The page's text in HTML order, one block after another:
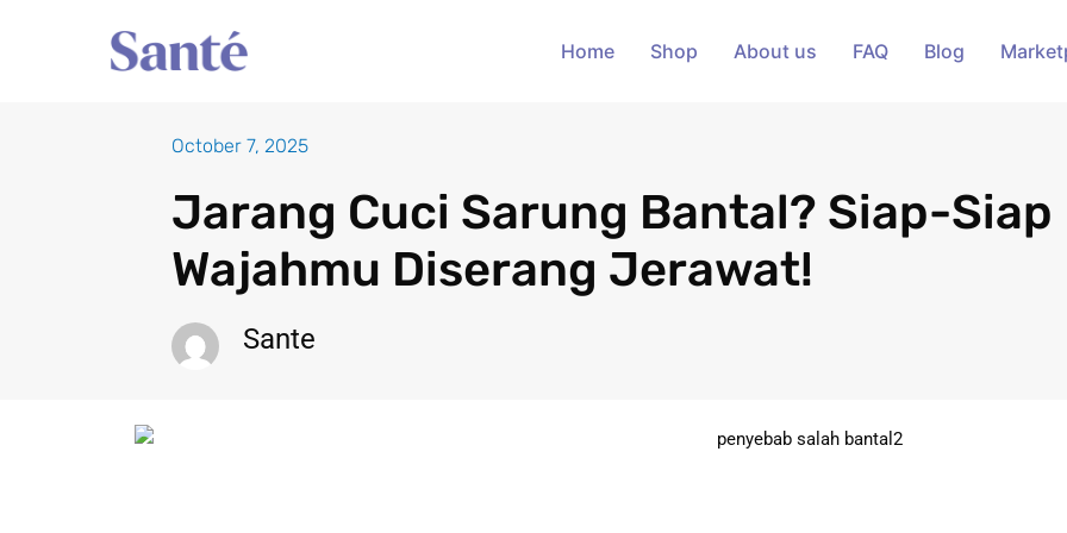
Home Shop About us FAQ Blog
October 7, 2025
Jarang Cuci Sarung Bantal? Siap-Siap
Wajahmu Diserang Jerawat!
Sante